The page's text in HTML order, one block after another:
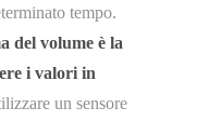
tempo.
del volume è la
i valori in
un sensore